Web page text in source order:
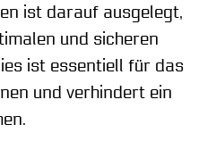
ist darauf ausgelegt,
und sicheren
ist essentiell für das
und verhindert ein